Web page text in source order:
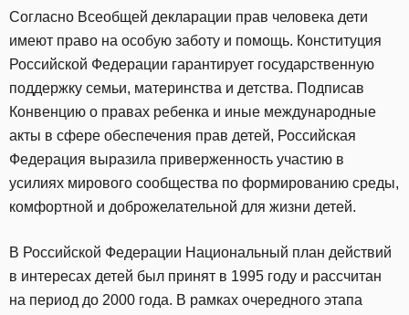
Согласно Всеобщей декларации прав человека дети
имеют право на особую заботу и помощь. Конституция
Российской Федерации гарантирует государственную
поддержку семьи, материнства и детства. Подписав
Конвенцию о правах ребенка и иные международные
акты в сфере обеспечения прав детей, Российская
Федерация выразила приверженность участию в
усилиях мирового сообщества по формированию среды,
комфортной и доброжелательной для жизни детей.
В Российской Федерации Национальный план действий
в интересах детей был принят в 1995 году и рассчитан
на период до 2000 года. В рамках очередного этапа